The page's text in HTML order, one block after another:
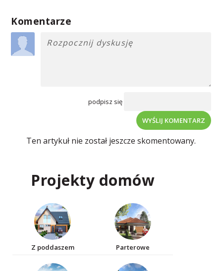
Komentarze
podpisz się
WYŚLIJ KOMENTARZ
Ten artykuł nie został jeszcze skomentowany.
Projekty domów
Z poddaszem Parterowe